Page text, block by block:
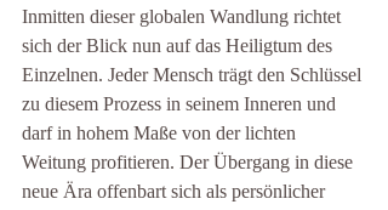
Inmitten dieser globalen Wandlung richtet
sich der Blick nun auf das Heiligtum des
Einzelnen. Jeder Mensch trägt den Schlüssel
zu diesem Prozess in seinem Inneren und
darf in hohem Maße von der lichten
Weitung profitieren. Der Übergang in diese
neue Ära offenbart sich als persönlicher